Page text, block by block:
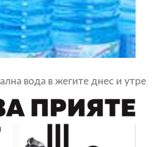
вода в жегите днес и утре